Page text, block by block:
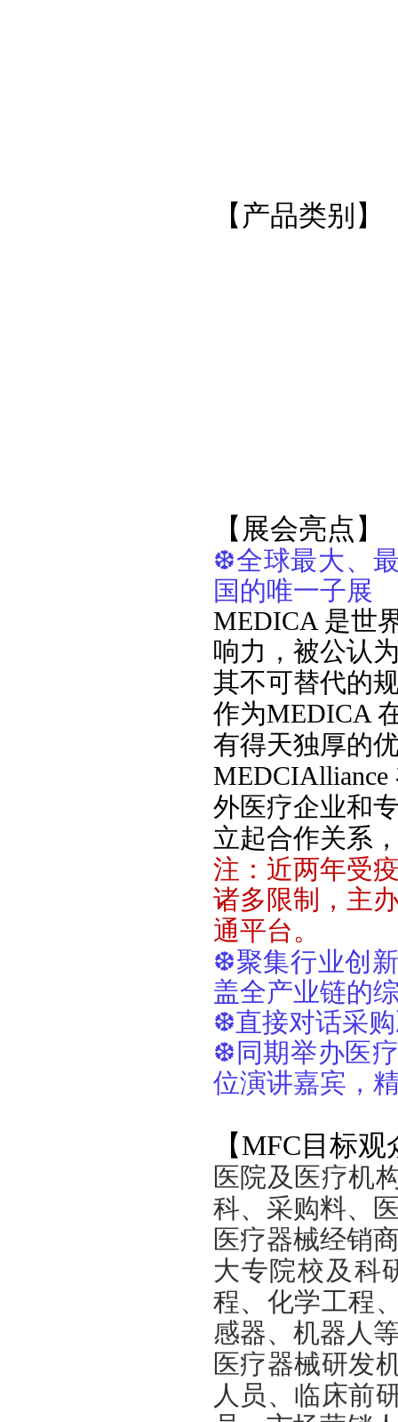
【产品类别】
【展会亮点】
❆全球最大、
国的唯一子展
MEDICA 是世
响力，被公认
其不可替代的
作为MEDICA
有得天独厚的
外医疗企业和
立起合作关系
注：近两年受
诸多限制，主
通平台。
❆聚集行业创
盖全产业链的
❆直接对话采
❆ 同期举办医
位演讲嘉宾，
【MFC目标观
医院及医疗机
科、采购料、
医疗器械经销
大专院校及科
程、化学工程
感器、机器人
医疗器械研发
人员、临床前